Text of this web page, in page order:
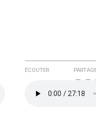
ÉCOUTER